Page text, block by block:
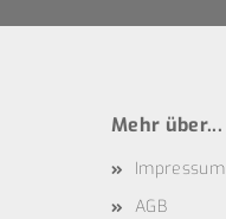
Mehr über...
Impressum
AGB